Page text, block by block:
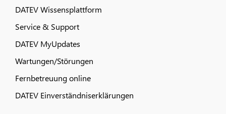
DATEV Wissensplattform
Service & Support
DATEV MyUpdates
Wartungen/Störungen
Fernbetreuung online
DATEV Einverständniserklärungen